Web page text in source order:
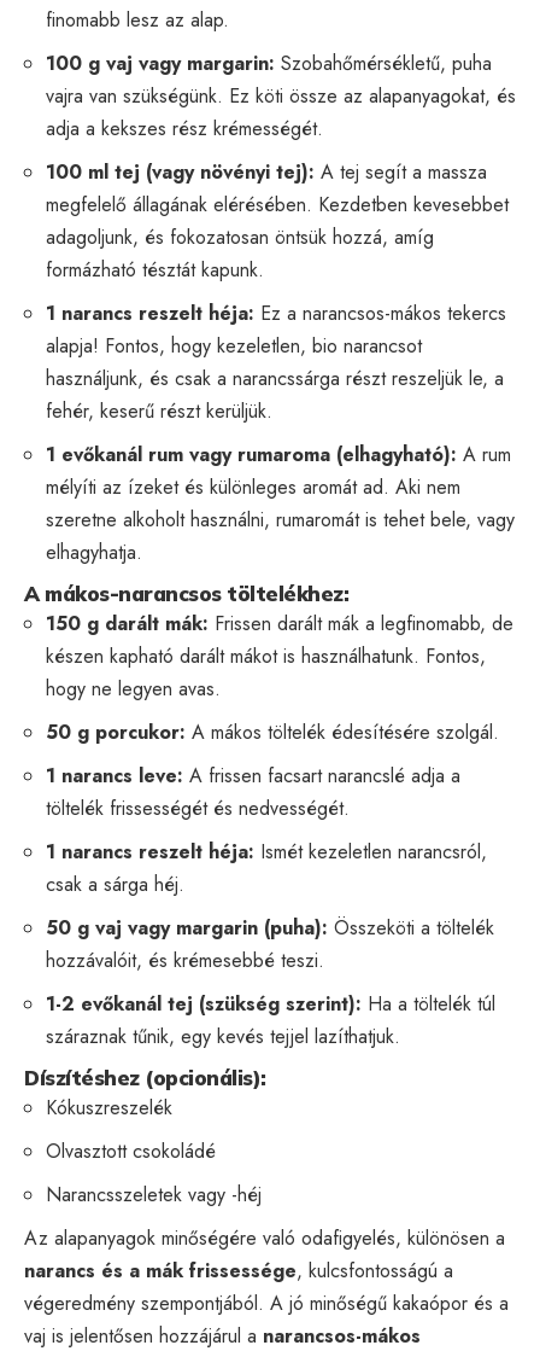
finomabb lesz az alap.
100 g vaj vagy margarin: Szobahőmérsékletű, puha
vajra van szükségünk. Ez köti össze az alapanyagokat, és
adja a kekszes rész krémességét.
100 ml tej (vagy növényi tej): A tej segít a massza
megfelelő állagának elérésében. Kezdetben kevesebbet
adagoljunk, és fokozatosan öntsük hozzá, amíg
formázható tésztát kapunk.
1 narancs reszelt héja: Ez a narancsos-mákos tekercs
alapja! Fontos, hogy kezeletlen, bio narancsot
használjunk, és csak a narancssárga részt reszeljük le, a
fehér, keserű részt kerüljük.
1 evőkanál rum vagy rumaroma (elhagyható): A rum
mélyíti az ízeket és különleges aromát ad. Aki nem
szeretne alkoholt használni, rumaromát is tehet bele, vagy
elhagyhatja.
A mákos-narancsos töltelékhez:
150 g darált mák: Frissen darált mák a legfinomabb, de
készen kapható darált mákot is használhatunk. Fontos,
hogy ne legyen avas.
50 g porcukor: A mákos töltelék édesítésére szolgál.
1 narancs leve: A frissen facsart narancslé adja a
töltelék frissességét és nedvességét.
1 narancs reszelt héja: Ismét kezeletlen narancsról,
csak a sárga héj.
50 g vaj vagy margarin (puha): Összeköti a töltelék
hozzávalóit, és krémesebbé teszi.
1-2 evőkanál tej (szükség szerint): Ha a töltelék túl
száraznak tűnik, egy kevés tejjel lazíthatjuk.
Díszítéshez (opcionális):
Kókuszreszelék
Olvasztott csokoládé
Narancsszeletek vagy -héj
Az alapanyagok minőségére való odafigyelés, különösen a
narancs és a mák frissessége, kulcsfontosságú a
végeredmény szempontjából. A jó minőségű kakaópor és a
vaj is jelentősen hozzájárul a narancsos-mákos